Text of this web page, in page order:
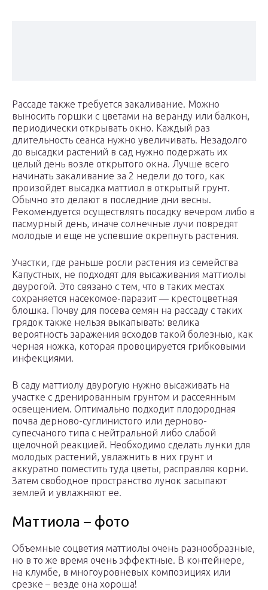
Рассаде также требуется закаливание. Можно
выносить горшки с цветами на веранду или балкон,
периодически открывать окно. Каждый раз
длительность сеанса нужно увеличивать. Незадолго
до высадки растений в сад нужно подержать их
целый день возле открытого окна. Лучше всего
начинать закаливание за 2 недели до того, как
произойдет высадка маттиол в открытый грунт.
Обычно это делают в последние дни весны.
Рекомендуется осуществлять посадку вечером либо в
пасмурный день, иначе солнечные лучи повредят
молодые и еще не успевшие окрепнуть растения.
Участки, где раньше росли растения из семейства
Капустных, не подходят для высаживания маттиолы
двурогой. Это связано с тем, что в таких местах
сохраняется насекомое-паразит — крестоцветная
блошка. Почву для посева семян на рассаду с таких
грядок также нельзя выкапывать: велика
вероятность заражения всходов такой болезнью, как
черная ножка, которая провоцируется грибковыми
инфекциями.
В саду маттиолу двурогую нужно высаживать на
участке с дренированным грунтом и рассеянным
освещением. Оптимально подходит плодородная
почва дерново-суглинистого или дерново-
супесчаного типа с нейтральной либо слабой
щелочной реакцией. Необходимо сделать лунки для
молодых растений, увлажнить в них грунт и
аккуратно поместить туда цветы, расправляя корни.
Затем свободное пространство лунок засыпают
землей и увлажняют ее.
Маттиола – фото
Объемные соцветия маттиолы очень разнообразные,
но в то же время очень эффектные. В контейнере,
на клумбе, в многоуровневых композициях или
срезке – везде она хороша!